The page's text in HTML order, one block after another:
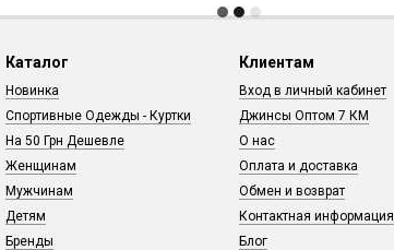
Каталог
Новинка
Спортивные Одежды - Куртки
На 50 Грн Дешевле
Женщинам
Мужчинам
Детям
Бренды
Клиентам
Вход в личный кабинет
Джинсы Оптом 7 КМ
О нас
Оплата и доставка
Обмен и возврат
Контактная информация
Блог